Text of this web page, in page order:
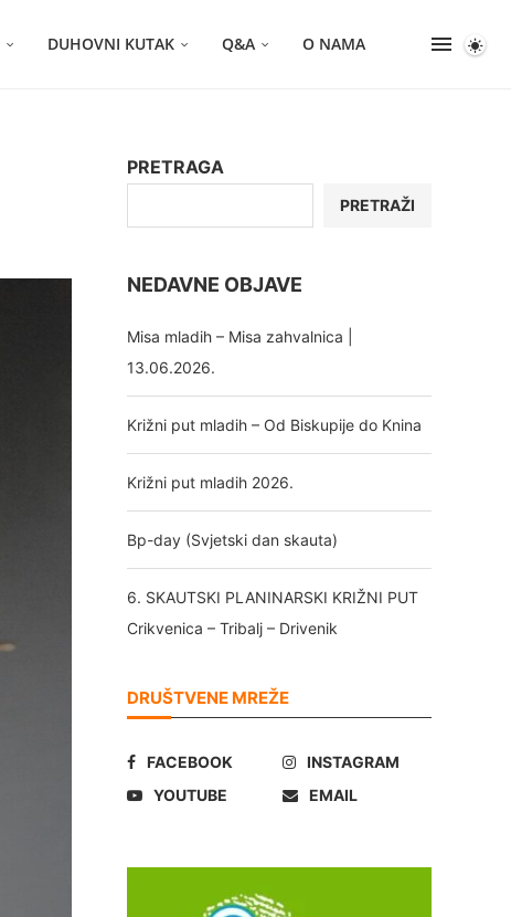
DUHOVNI KUTAK Q&A O NAMA
PRETRAGA
PRETRAŽI
NEDAVNE OBJAVE
Misa mladih – Misa zahvalnica |
13.06.2026.
Križni put mladih – Od Biskupije do Knina
Križni put mladih 2026.
Bp-day (Svjetski dan skauta)
6. SKAUTSKI PLANINARSKI KRIŽNI PUT
Crikvenica – Tribalj – Drivenik
DRUŠTVENE MREŽE
FACEBOOK
INSTAGRAM
YOUTUBE
EMAIL